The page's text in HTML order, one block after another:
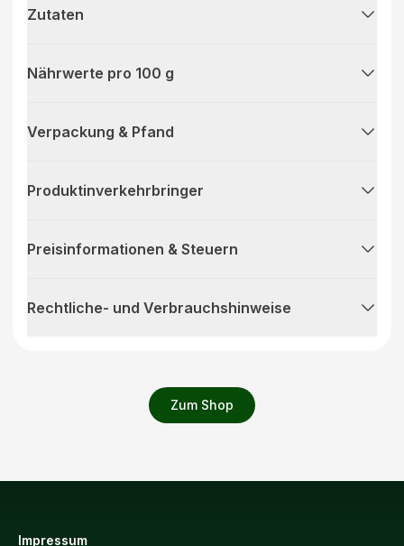
Zum Shop
Zutaten
Nährwerte pro 100 g
Verpackung & Pfand
Produktinverkehrbringer
Preisinformationen & Steuern
Rechtliche- und Verbrauchshinweise
Impressum